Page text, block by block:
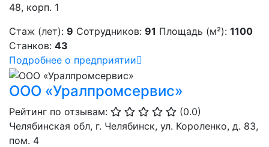
48, корп. 1
Стаж (лет): 9 Сотрудников: 91 Площадь (м²): 1100
Станков: 43
Подробнее о предприятии
ООО «Уралпромсервис»
Рейтинг по отзывам:
(0.0)
Челябинская обл, г. Челябинск, ул. Короленко, д. 83,
пом. 4